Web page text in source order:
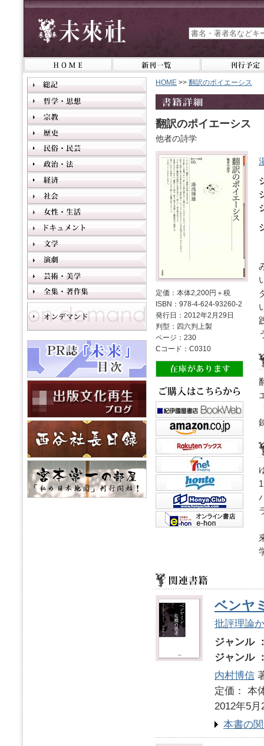
HOME >> 翻訳のポイエーシス
翻訳のポイエーシス
他者の詩学
定価：本体2,200円＋税
ISBN：978-4-624-93260-2
発行日：2012年2月29日
判型：四六判上製
ページ：230
Cコード：C0310
ベンヤ
批評理論
ジャンル
ジャンル
内村博信
定価：
2012年5月
本書の